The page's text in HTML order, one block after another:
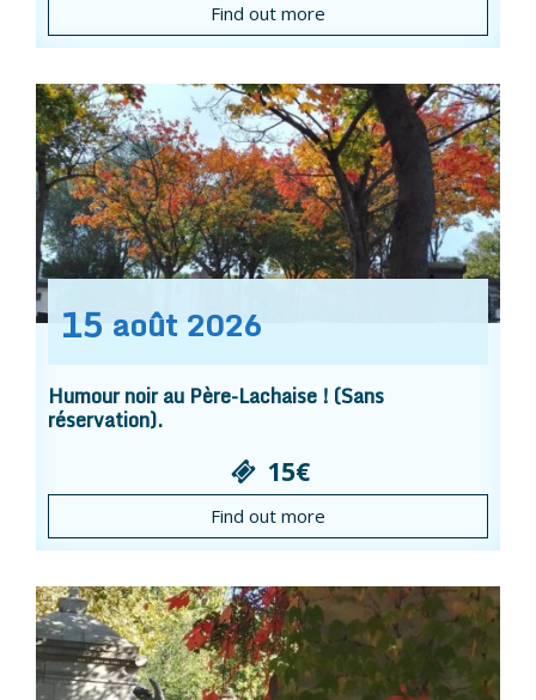
Find out more
15 août 2026
Humour noir au Père-Lachaise ! (Sans
réservation).
15€
Find out more